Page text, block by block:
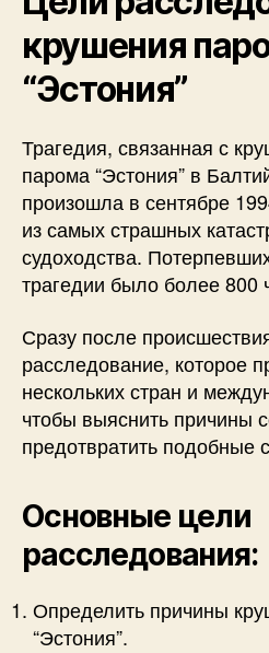
крушения
“Эстония”
Трагедия, связанная с
парома “Эстония” в
произошла в сентябре
из самых страшных
судоходства.
трагедии было более 800
Сразу после
расследование, которое
нескольких стран и
чтобы выяснить причины
предотвратить подобные
Основные цели
расследования:
Определить причины
“Эстония”.